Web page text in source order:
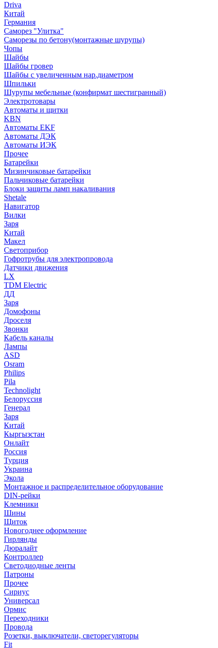
Driva
Китай
Германия
Саморез "Улитка"
Саморезы по бетону(монтажные шурупы)
Чопы
Шайбы
Шайбы гровер
Шайбы с увеличенным нар.диаметром
Шпильки
Шурупы мебельные (конфирмат шестигранный)
Электротовары
Автоматы и щитки
KBN
Автоматы EKF
Автоматы ДЭК
Автоматы ИЭК
Прочее
Батарейки
Мизинчиковые батарейки
Пальчиковые батарейки
Блоки защиты ламп накаливания
Shetale
Навигатор
Вилки
Заря
Китай
Макел
Светоприбор
Гофротрубы для электропровода
Датчики движения
LX
TDM Electric
ДД
Заря
Домофоны
Дроселя
Звонки
Кабель каналы
Лампы
ASD
Osram
Philips
Pila
Technolight
Белоруссия
Генерал
Заря
Китай
Кыргызстан
Онлайт
Россия
Турция
Украина
Экола
Монтажное и распределительное оборудование
DIN-рейки
Клемники
Шины
Щиток
Новогоднее оформление
Гирлянды
Дюралайт
Контроллер
Светодиодные ленты
Патроны
Прочее
Сириус
Универсал
Ормис
Переходники
Провода
Розетки, выключатели, светорегуляторы
Fit